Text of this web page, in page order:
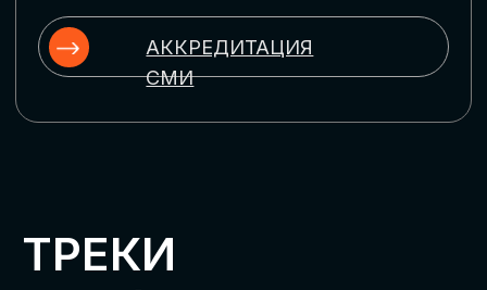
ЦИФРОВИЗАЦИЯ
МАРКЕТИНГА И ПРОДАЖ
ЦИФРОВИЗАЦИЯ
КЛИЕНТСКОГО СЕРВИСА
Разберем кейсы в сфере цифровизации